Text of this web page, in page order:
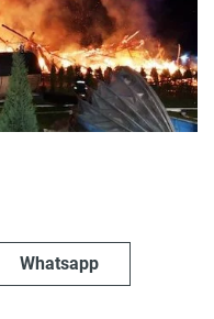
Whatsapp